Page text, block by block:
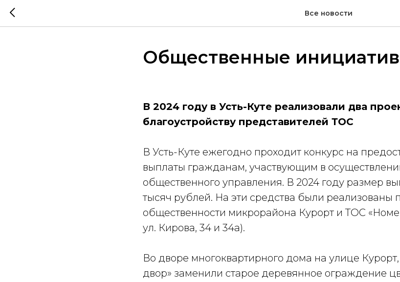
Все новости
Общественные
В 2024 году в Усть-Куте реализовали два
благоустройству представителей ТОС
В Усть-Куте ежегодно проходит конкурс на
выплаты гражданам, участвующим в
общественного управления. В 2024 году размер
тысяч рублей. На эти средства были реализованы
общественности микрорайона Курорт и ТОС
ул. Кирова, 34 и 34а).
Во дворе многоквартирного дома на улице
двор» заменили старое деревянное ограждение